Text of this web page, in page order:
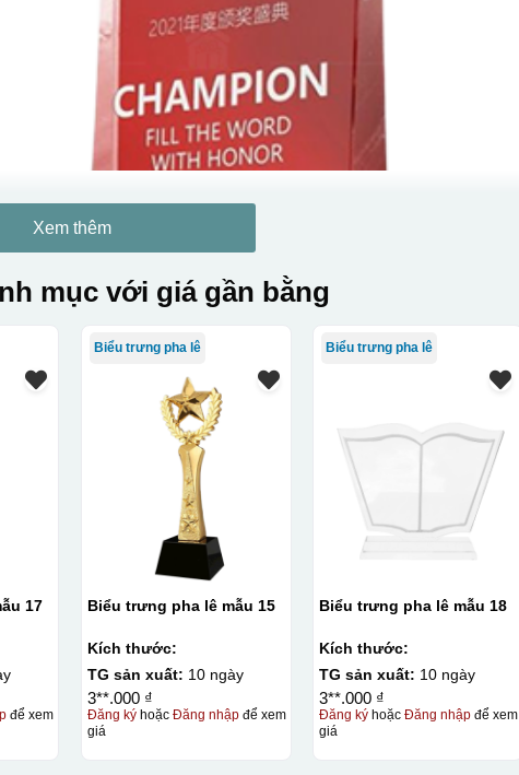
Xem thêm
mục với giá gần bằng
17
để xem
Biểu trưng pha lê
Biểu trưng pha lê mẫu 15
Kích thước:
TG sản xuất: 10 ngày
3**.000 ₫
Đăng kýhoặc Đăng nhậpđể xem
giá
Biểu trưng pha lê
Biểu trưng pha lê mẫu 18
Kích thước:
TG sản xuất: 10 ngày
3**.000 ₫
Đăng ký hoặcĐăng nhập để xem
giá